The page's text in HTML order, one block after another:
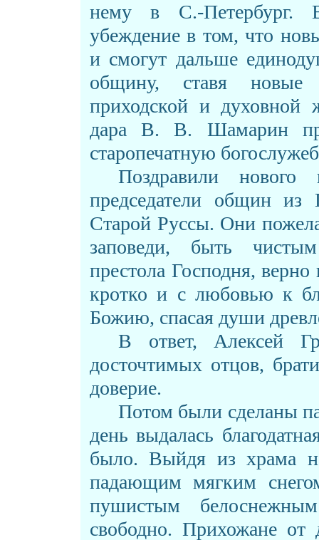
нему в С.-Петербург.
убеждение в том, что
и смогут дальше
общину, ставя новые
приходской и духовной
дара В. В. Шамарин
старопечатную
Поздравили
председатели общин из
Старой Руссы. Они
заповеди, быть
престола Господня,
кротко и с любовью к
Божию, спасая души
В ответ, Алексей
досточтимых отцов,
доверие.
Потом были сделаны
день выдалась
было. Выйдя из храма
падающим мягким
пушистым
свободно. Прихожане от